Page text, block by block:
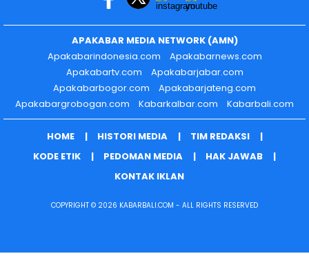
APAKABAR MEDIA NETWORK (AMN)
Apakabarindonesia.com
Apakabarnews.com
Apakabartv.com
Apakabarjabar.com
Apakabarbogor.com
Apakabarjateng.com
Apakabargrobogan.com
Kabarkalbar.com Kabarbali.com
HOME HISTORI MEDIA
TIM REDAKSI
KODE ETIK
PEDOMAN MEDIA
HAK JAWAB
KONTAK IKLAN
COPYRIGHT © 2026 KABARBALI.COM - ALL RIGHTS RESERVED